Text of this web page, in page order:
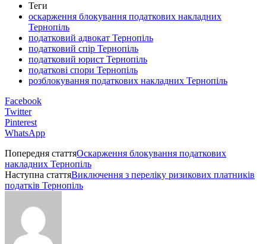
Теги
оскарження блокування податкових накладних
Тернопіль
податковий адвокат Тернопіль
податковий спір Тернопіль
податковий юрист Тернопіль
податкові спори Тернопіль
розблокування податкових накладних Тернопіль
Facebook
Twitter
Pinterest
WhatsApp
Попередня статтяОскарження блокування податкових
накладних Тернопіль
Наступна статтяВиключення з переліку ризикових платників
податків Тернопіль